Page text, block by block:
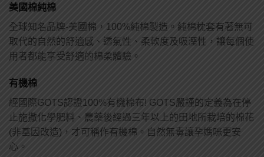
美國棉純棉
全球知名品牌-美國棉，100%純棉製造。純棉枕套有著無可
取代的自然的舒適感、透氣性、柔軟度及吸溼性，讓每個使
用者都能享受舒適的棉柔體驗。
有機棉
經國際GOTS認證100%有機棉布! GOTS嚴謹的定義為在停
止施撒化學肥料、農藥後經過三年以上的田地所栽培的棉花
(非基因改造)，才可稱作有機棉。自然無毒讓孕媽咪更安
心。